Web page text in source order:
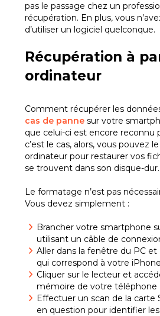
pas le passage chez un
récupération. En plus, vous
d’utiliser un logiciel quelconque.
Récupération à
ordinateur
Comment récupérer les
cas de panne sur votre
que celui-ci est encore reconnu
c’est le cas, alors, vous pouvez
ordinateur pour restaurer vos
se trouvent dans son disque-dur.
Le formatage n’est pas
Vous devez simplement :
Brancher votre smartphone
utilisant un câble de
Aller dans la fenêtre du PC
qui correspond à votre iPhone
Cliquer sur le lecteur et
mémoire de votre téléphone
Effectuer un scan de la carte
en question pour identifier